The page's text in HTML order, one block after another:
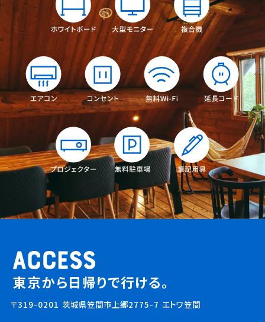
東京から日帰りで行ける。
〒319-0201 茨城県笠間市上郷2775-7 エトワ笠間